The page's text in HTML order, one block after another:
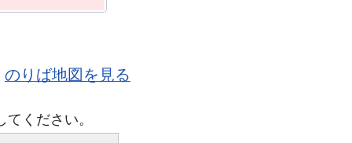
のりば地図を見る
ください。